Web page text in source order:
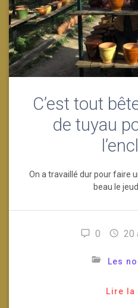
C’est tout
de tuyau
On a travaillé dur pour faire
beau le
0 20
Les
Lire la